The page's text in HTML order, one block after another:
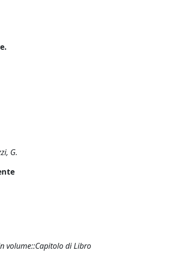
G.
volume::Capitolo di Libro